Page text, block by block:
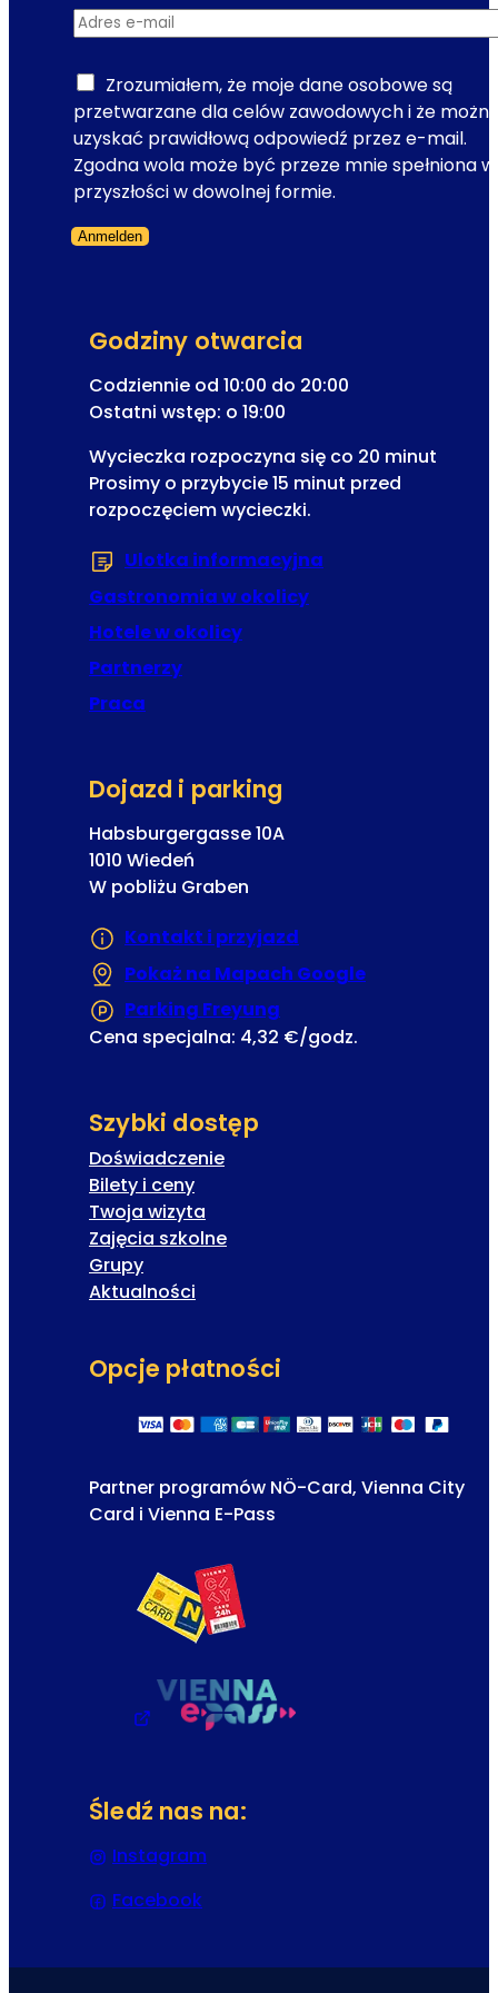
a
f
c
z
n
e
A
m
T
r
v
e
l
i
e
n
d
o
d
r
e
s
e
m
Adres e-mail
Zrozumiałem, że moje dane osobowe są
przetwarzane dla celów zawodowych i że
uzyskać prawidłową odpowiedź przez e-mail.
Zgodna wola może być przeze mnie spełniona w
przyszłości w dowolnej formie.
Anmelden
Godziny otwarcia
Codziennie od 10:00 do 20:00
Ostatni wstęp: o 19:00
Wycieczka rozpoczyna się co 20 minut
Prosimy o przybycie 15 minut przed
rozpoczęciem wycieczki.
Ulotka informacyjna
Gastronomia w okolicy
Hotele w okolicy
Partnerzy
Praca
Dojazd i parking
Habsburgergasse 10A
1010 Wiedeń
W pobliżu Graben
Kontakt i przyjazd
Pokaż na Mapach Google
Parking Freyung
Cena specjalna: 4,32 €/godz.
Szybki dostęp
Doświadczenie
Bilety i ceny
Twoja wizyta
Zajęcia szkolne
Grupy
Aktualności
Opcje płatności
Partner programów NÖ-Card, Vienna City
Card i Vienna E-Pass
Śledź nas na:
Instagram
Facebook